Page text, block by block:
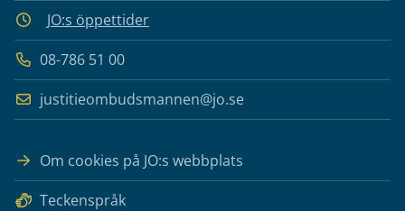
JO:s öppettider
08-786 51 00
justitieombudsmannen@jo.se
Om cookies på JO:s webbplats
Teckenspråk